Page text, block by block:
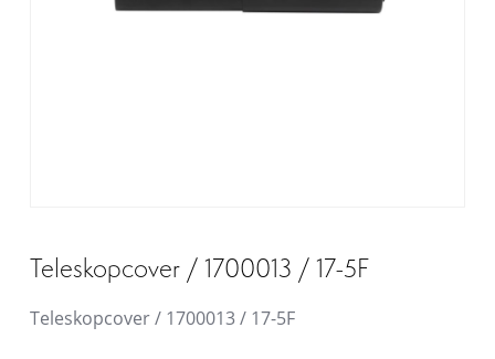
Teleskopcover / 1700013 / 17-5F
Teleskopcover / 1700013 / 17-5F